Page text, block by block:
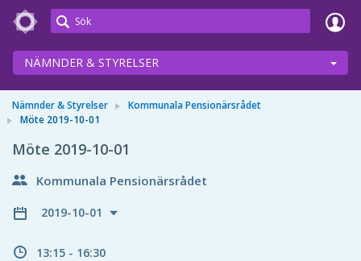
Meetings+
NÄMNDER & STYRELSER
Nämnder & Styrelser
Kommunala Pensionärsrådet
Möte 2019-10-01
Möte 2019-10-01
Kommunala Pensionärsrådet
2019-10-01
13:15 - 16:30